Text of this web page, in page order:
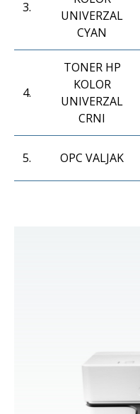
3.
UNIVERZAL
CYAN
4.
TONER HP
KOLOR
UNIVERZAL
CRNI
5. OPC VALJAK